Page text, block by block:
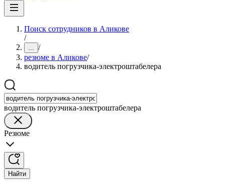
Поиск сотрудников в Аликове
/
... /
резюме в Аликове/
водитель погрузчика-электроштабелера
водитель погрузчика-электроштабелера
Резюме
Найти